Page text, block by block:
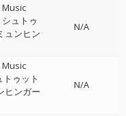
シュトゥ
ュンヒン
N/A
トゥット
ヒンガー
N/A